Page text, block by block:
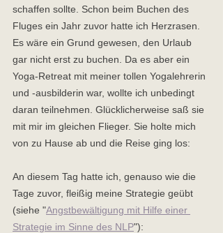
schaffen sollte. Schon beim Buchen des
Fluges ein Jahr zuvor hatte ich Herzrasen.
Es wäre ein Grund gewesen, den Urlaub
gar nicht erst zu buchen. Da es aber ein
Yoga-Retreat mit meiner tollen Yogalehrerin
und -ausbilderin war, wollte ich unbedingt
daran teilnehmen. Glücklicherweise saß sie
mit mir im gleichen Flieger. Sie holte mich
von zu Hause ab und die Reise ging los:
An diesem Tag hatte ich, genauso wie die
Tage zuvor, fleißig meine Strategie geübt
(siehe "Angstbewältigung mit Hilfe einer
Strategie im Sinne des NLP"):